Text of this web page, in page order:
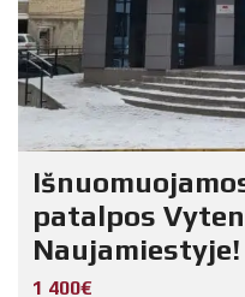
patalpos
Naujamiestyje!
1 400€